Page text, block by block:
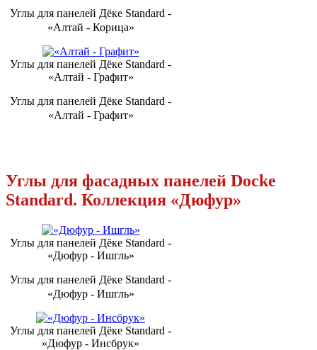
Углы для панелей Дёке Standard -
«Алтай - Корица»
Углы для панелей Дёке Standard -
«Алтай - Графит»
Углы для панелей Дёке Standard -
«Алтай - Графит»
Углы для фасадных панелей Docke
Standard. Коллекция «Дюфур»
Углы для панелей Дёке Standard -
«Дюфур - Ишгль»
Углы для панелей Дёке Standard -
«Дюфур - Ишгль»
Углы для панелей Дёке Standard -
«Дюфур - Инсбрук»